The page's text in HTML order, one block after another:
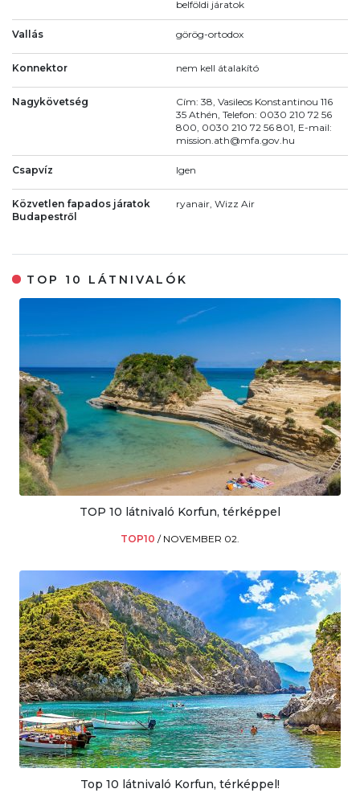
belföldi járatok
Vallás görög-ortodox
Konnektor nem kell átalakító
Nagykövetség
Cím: 38, Vasileos Konstantinou 116
35 Athén, Telefon: 0030 210 72 56
800, 0030 210 72 56 801, E-mail:
mission.ath@mfa.gov.hu
Csapvíz Igen
Közvetlen fapados járatok
Budapestről
ryanair, Wizz Air
TOP 10 LÁTNIVALÓK
TOP 10 látnivaló Korfun, térképpel
TOP10 / NOVEMBER 02.
Top 10 látnivaló Korfun, térképpel!